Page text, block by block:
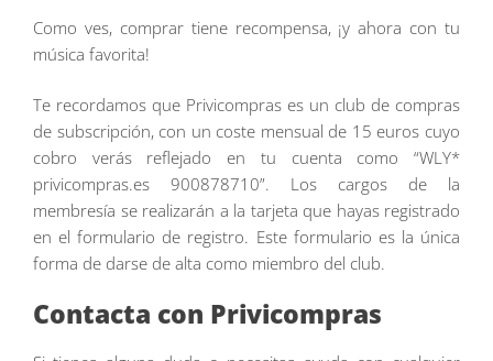
Como ves, comprar tiene recompensa, ¡y ahora con tu
música favorita!
Te recordamos que Privicompras es un club de compras
de subscripción, con un coste mensual de 15 euros cuyo
cobro verás reflejado en tu cuenta como “WLY*
privicompras.es 900878710”. Los cargos de la
membresía se realizarán a la tarjeta que hayas registrado
en el formulario de registro. Este formulario es la única
forma de darse de alta como miembro del club.
Contacta con Privicompras